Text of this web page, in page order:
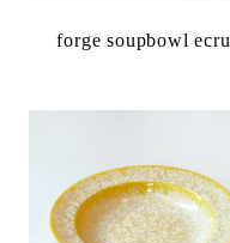
forge soupbowl ecru